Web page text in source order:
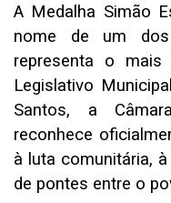
A Medalha Simão
nome de um
representa o mais
Legislativo
Santos, a
reconhece
à luta comunitária,
de pontes entre o